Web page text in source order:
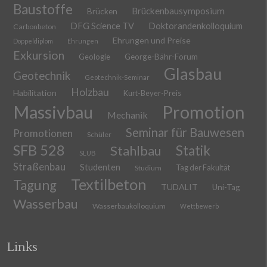
Baustoffe Brücken Brückenbausymposium
Carbonbeton DFG Science TV Doktorandenkolloquium
Doppeldiplom Ehrungen Ehrungen und Preise
Exkursion Geologie George-Bähr-Forum
Geotechnik Geotechnik-Seminar Glasbau
Habilitation Holzbau Kurt-Beyer-Preis
Massivbau Mechanik Promotion
Promotionen Schüler Seminar für Bauwesen
SFB 528 SLUB Stahlbau Statik
Straßenbau Studenten Studium Tag der Fakultät
Tagung Textilbeton TUDALIT Uni-Tag
Wasserbau Wasserbaukolloquium Wettbewerb
Links